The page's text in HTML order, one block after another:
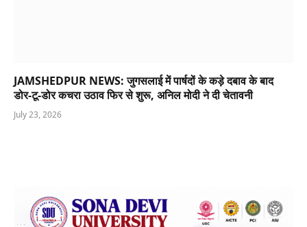
JAMSHEDPUR NEWS: जुगसलाई में पार्षदों के कड़े दबाव के बाद
डोर-टू-डोर कचरा उठाव फिर से शुरू, अनिल मोदी ने दी चेतावनी
July 23, 2026